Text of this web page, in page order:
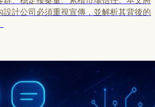
計公司必須重視宣傳，並解析其背後的